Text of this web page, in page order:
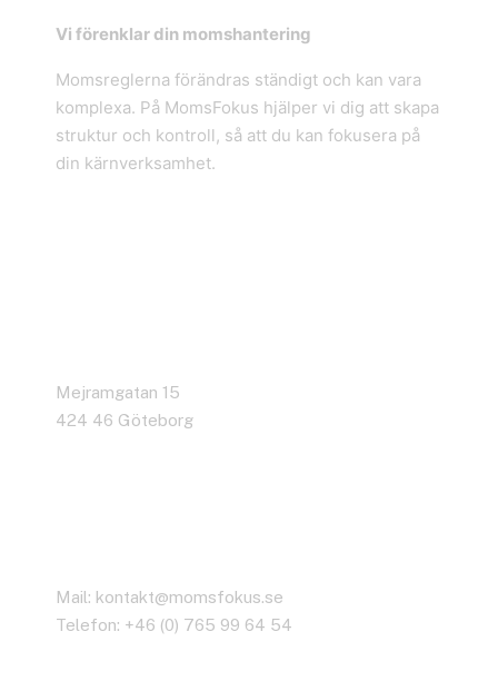
Vi förenklar din momshantering
Momsreglerna förändras ständigt och kan vara
komplexa. På MomsFokus hjälper vi dig att skapa
struktur och kontroll, så att du kan fokusera på
din kärnverksamhet.
Mejramgatan 15
424 46 Göteborg
Mail: kontakt@momsfokus.se
Telefon: +46 (0) 765 99 64 54